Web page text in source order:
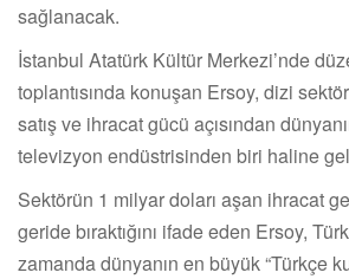
sağlanacak.
İstanbul Atatürk Kültür Merkezi’nde
toplantısında konuşan Ersoy, dizi
satış ve ihracat gücü açısından
televizyon endüstrisinden biri haline
Sektörün 1 milyar doları aşan ihracat
geride bıraktığını ifade eden Ersoy,
zamanda dünyanın en büyük “Türkçe